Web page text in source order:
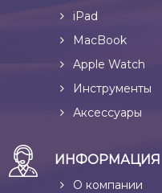
iPad
MacBook
Apple Watch
Инструменты
Аксессуары
ИНФОРМАЦИЯ
О компании